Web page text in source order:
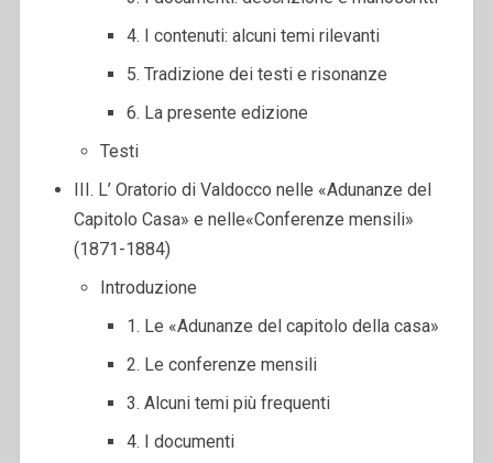
4. I contenuti: alcuni temi rilevanti
5. Tradizione dei testi e risonanze
6. La presente edizione
Testi
III. L’ Oratorio di Valdocco nelle «Adunanze del
Capitolo Casa» e nelle«Conferenze mensili»
(1871-1884)
Introduzione
1. Le «Adunanze del capitolo della casa»
2. Le conferenze mensili
3. Alcuni temi più frequenti
4. I documenti